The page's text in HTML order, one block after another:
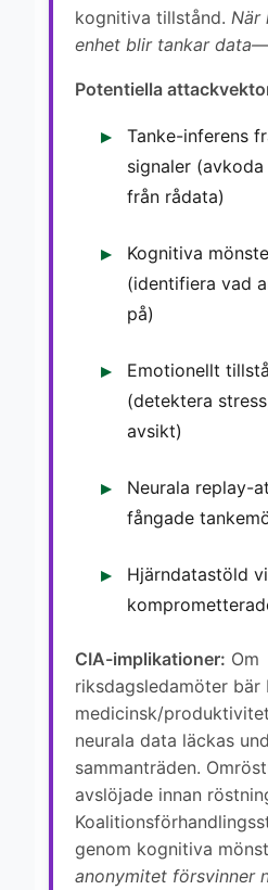
kognitiva tillstånd. När
enhet blir tankar
Potentiella
Tanke-inferens
signaler
från rådata)
Kognitiva
(identifiera vad
på)
Emotionellt
(detektera
avsikt)
Neurala replay-
fångade
Hjärndatastöld
CIA-implikationer: Om
riksdagsledamöter bär
medicinsk/
neurala data läckas
sammanträden.
avslöjade innan
genom kognitiva
anonymitet försvinner